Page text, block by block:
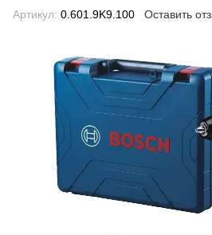
Артикул: 0.601.9K9.100 Оставить